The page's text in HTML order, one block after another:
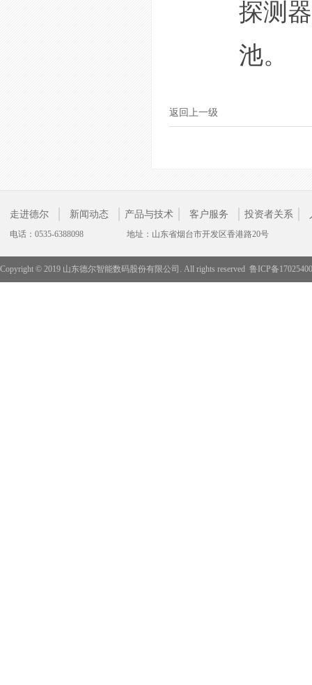
探测
池。
返回上一级
走进德尔 新闻动态 产品与技术 客户服务 投资者关系
电话：0535-6388098 地址：山东省烟台市开发区香港路20号
Copyright © 2019 山东德尔智能数码股份有限公司. All rights reserved 鲁ICP备